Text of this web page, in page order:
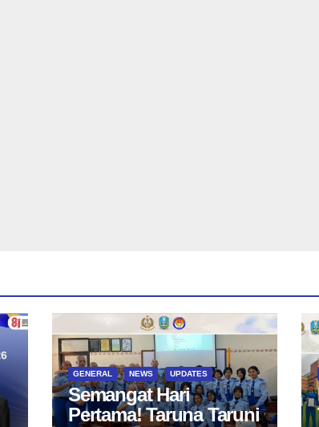
GENERAL NEWS UPDATES
Semangat Hari
Pertama! Taruna Taruni